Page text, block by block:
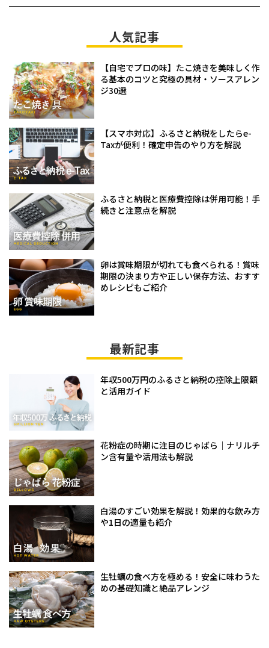
人気記事
【自宅でプロの味】たこ焼きを美味しく作
る基本のコツと究極の具材・ソースアレン
ジ30選
【スマホ対応】ふるさと納税をしたらe-
Taxが便利！確定申告のやり方を解説
ふるさと納税と医療費控除は併用可能！手
続きと注意点を解説
卵は賞味期限が切れても食べられる！賞味
期限の決まり方や正しい保存方法、おすす
めレシピもご紹介
最新記事
年収500万円のふるさと納税の控除上限額
と活用ガイド
花粉症の時期に注目のじゃばら｜ナリルチ
ン含有量や活用法も解説
白湯のすごい効果を解説！効果的な飲み方
や1日の適量も紹介
生牡蠣の食べ方を極める！安全に味わうた
めの基礎知識と絶品アレンジ